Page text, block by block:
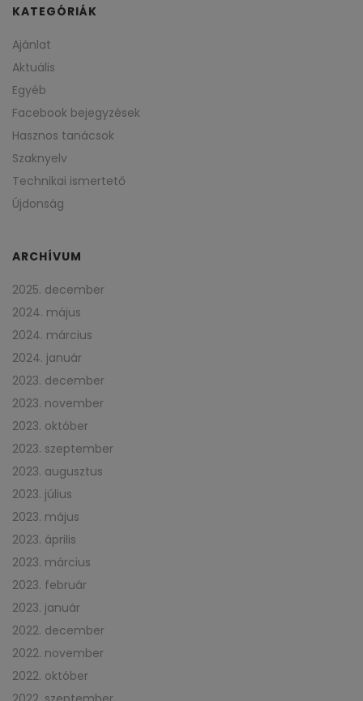
KATEGÓRIÁK
Ajánlat
Aktuális
Egyéb
Facebook bejegyzések
Hasznos tanácsok
Szaknyelv
Technikai ismertető
Újdonság
ARCHÍVUM
2025. december
2024. május
2024. március
2024. január
2023. december
2023. november
2023. október
2023. szeptember
2023. augusztus
2023. július
2023. május
2023. április
2023. március
2023. február
2023. január
2022. december
2022. november
2022. október